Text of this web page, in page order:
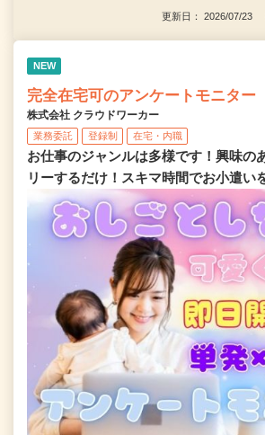
更新日： 2026/07/23
NEW
完全在宅可のアンケートモニター
株式会社 クラウドワーカー
業務委託 登録制 在宅・内職
お仕事のジャンルは多様です！興味の
リーするだけ！スキマ時間でお小遣い